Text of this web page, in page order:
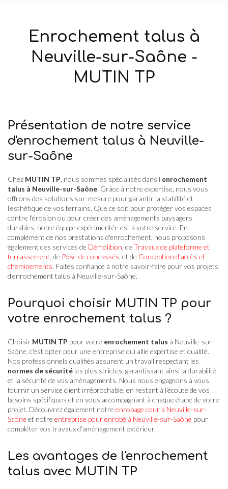
Enrochement talus à
Neuville-sur-Saône -
MUTIN TP
Présentation de notre service
d'enrochement talus à Neuville-
sur-Saône
Chez MUTIN TP , nous sommes spécialisés dans l'enrochement
talus à Neuville-sur-Saône. Grâce à notre expertise, nous vous
offrons des solutions sur-mesure pour garantir la stabilité et
l'esthétique de vos terrains. Que ce soit pour protéger vos espaces
contre l'érosion ou pour créer des aménagements paysagers
durables, notre équipe expérimentée est à votre service. En
complément de nos prestations d'enrochement, nous proposons
également des services de Démolition , de Travaux de plateforme et
terrassement , de Pose de concassés , et de Conception d'accès et
cheminements. Faites confiance à notre savoir-faire pour vos projets
d'enrochement talus à Neuville-sur-Saône.
Pourquoi choisir MUTIN TP pour
votre enrochement talus ?
Choisir MUTIN TP pour votre enrochement talus à Neuville-sur-
Saône, c'est opter pour une entreprise qui allie expertise et qualité.
Nos professionnels qualifiés assurent un travail respectant les
normes de sécurité les plus strictes, garantissant ainsi la durabilité
et la sécurité de vos aménagements. Nous nous engageons à vous
fournir un service client irréprochable, en restant à l'écoute de vos
besoins spécifiques et en vous accompagnant à chaque étape de votre
projet. Découvrez également notre enrobage cour à Neuville-sur-
Saône et notre entreprise pour enrobé à Neuville-sur-Saône pour
compléter vos travaux d'aménagement extérieur.
Les avantages de l'enrochement
talus avec MUTIN TP